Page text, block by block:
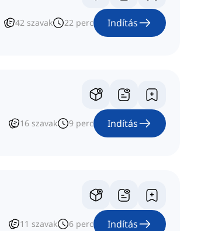
42 szavak 22 perc Indítás
16 szavak 9 perc Indítás
11 szavak 6 perc Indítás